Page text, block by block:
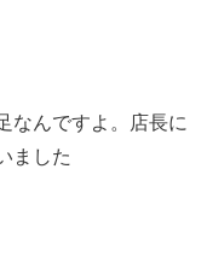
なんですよ。店長に
ました